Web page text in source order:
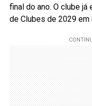
final do ano. O clube já
de Clubes de 2029 em